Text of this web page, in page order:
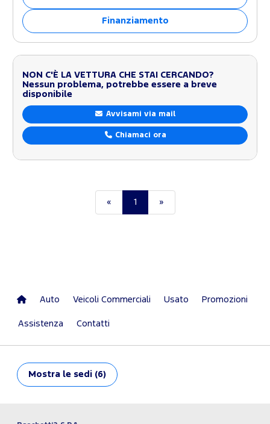
Finanziamento
NON C'È LA VETTURA CHE STAI CERCANDO?
Nessun problema, potrebbe essere a breve
disponibile
Avvisami via mail
Chiamaci ora
« 1 »
Auto Veicoli Commerciali Usato Promozioni
Assistenza Contatti
Mostra le sedi (6)